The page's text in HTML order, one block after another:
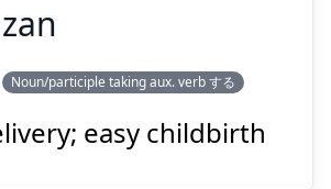
産
あん
ざん
Noun/participle taking aux. verb する
easy childbirth